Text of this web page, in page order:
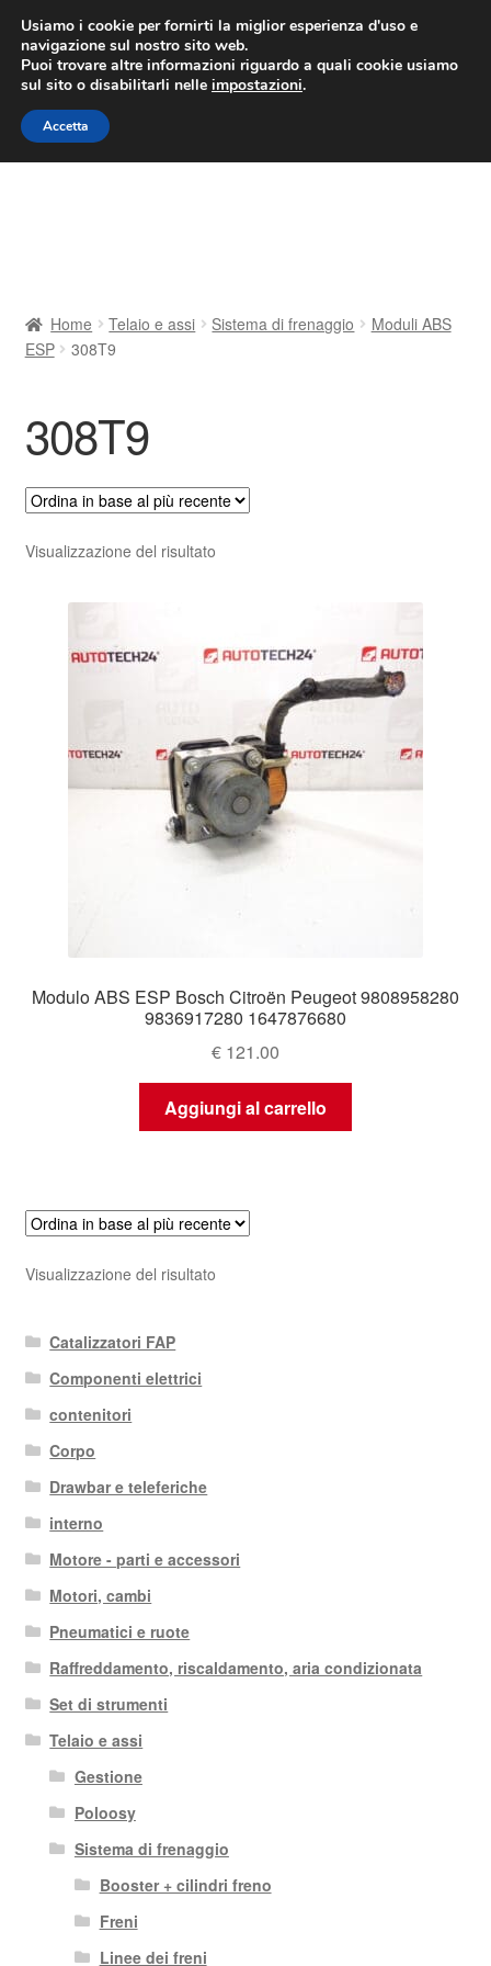
CONSEGNA da 7 EUR
Lun-Ven 9:00 - 16:00/800 580 290
Vai
alla
navigazione
Vai
al
contenuto
Consegna
Procedura di Reclamo
Rimostranza
Spedizione in tutto il mondo
Home Telaio e assi Sistema di frenaggio
Moduli ABS
ESP
308T9
308T9
Visualizzazione del risultato
Modulo ABS ESP Bosch Citroën Peugeot 9808958280
9836917280 1647876680
€ 121.00
Aggiungi al carrello
Visualizzazione del risultato
Catalizzatori FAP
Componenti elettrici
contenitori
Corpo
Drawbar e teleferiche
interno
Motore - parti e accessori
Motori, cambi
Pneumatici e ruote
Raffreddamento, riscaldamento, aria condizionata
Set di strumenti
Telaio e assi
Gestione
Poloosy
Sistema di frenaggio
Booster + cilindri freno
Freni
Linee dei freni
Usiamo i cookie per fornirti la miglior esperienza d'uso e
navigazione sul nostro sito web.
Puoi trovare altre informazioni riguardo a quali cookie usiamo
sul sito o disabilitarli nelle impostazioni.
Accetta